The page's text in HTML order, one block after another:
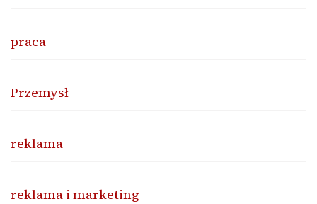
praca
Przemysł
reklama
reklama i marketing